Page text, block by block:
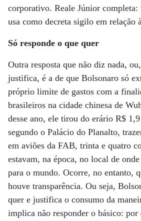
corporativo. Reale Júnior completa:
usa como decreta sigilo em relação
Só responde o que quer
Outra resposta que não diz nada,
justifica, é a de que Bolsonaro só
próprio limite de gastos com a
brasileiros na cidade chinesa de
desse ano, ele tirou do erário R$
segundo o Palácio do Planalto,
em aviões da FAB, trinta e quatro
estavam, na época, no local de
para o mundo. Ocorre, no entanto,
houve transparência. Ou seja,
quer e justifica o consumo da
implica não responder o básico: por